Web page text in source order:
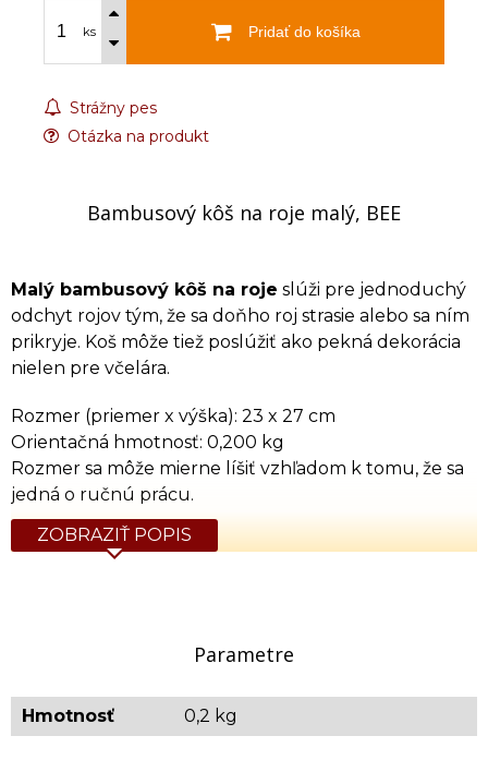
ks Pridať do košíka
Strážny pes
Otázka na produkt
Bambusový kôš na roje malý, BEE
Malý bambusový kôš na roje slúži pre jednoduchý
odchyt rojov tým, že sa doňho roj strasie alebo sa ním
prikryje. Koš môže tiež poslúžiť ako pekná dekorácia
nielen pre včelára.
Rozmer (priemer x výška): 23 x 27 cm
Orientačná hmotnosť: 0,200 kg
Rozmer sa môže mierne líšiť vzhľadom k tomu, že sa
jedná o ručnú prácu.
ZOBRAZIŤ POPIS
Parametre
Hmotnosť 0,2 kg